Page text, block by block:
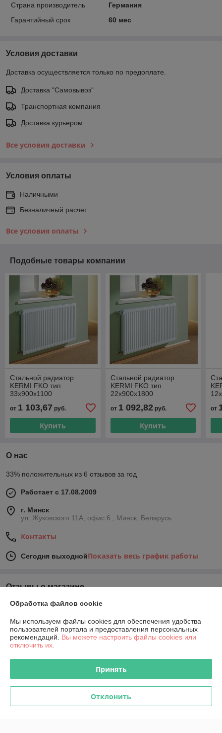
Страна производитель
Германия
Гарантийный срок
60 мес
Условия доставки
Доставка осуществляется только по предоплате.
Доставка "Самовывоз"
Транспортная компания
Доставка курьером
Все условия доставки
Условия оплаты
Наличными
Безналичный расчет
Все условия оплаты
Подобные товары компании
Стальной радиатор
KERMI FKO тип
33х900х1100
от 1 103,67 руб.
Купить
Стальной радиатор
KERMI FKO тип
22х900х1800
от 1 092,82руб.
Купить
от
О нас
33% положительных из 6 отзывов за год
Работает с 17.08.2009
г. Минск
ул. Жуковского 11А, офис 6., Минск, Беларусь
Контакты
Сегодня выходнойПоказать весь график работы
Отзывы о магазине
У компании пока нет отзывов, добавьте первый
О нас
Контакты
Доставка и оплата
График работы
Обработка файлов cookie
Мы используем файлы cookies для обеспечения удобства
пользователей портала и предоставления персональных
рекомендаций. Вы можете настроить файлы cookies или
отключить их.
Принять
Отклонить